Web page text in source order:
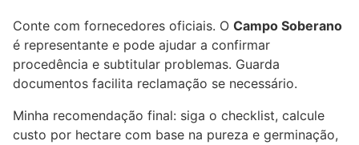
Conte com fornecedores oficiais. O Campo Soberano
é representante e pode ajudar a confirmar
procedência e subtitular problemas. Guarda
documentos facilita reclamação se necessário.
Minha recomendação final: siga o checklist, calcule
custo por hectare com base na pureza e germinação,